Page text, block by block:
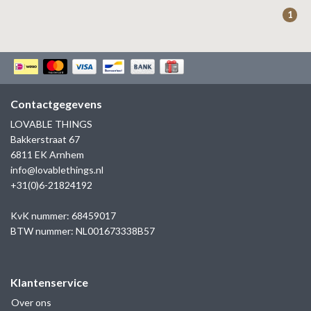
KAPTEN & SON
1
Contactgegevens
LOVABLE THINGS
Bakkerstraat 67
6811 EK Arnhem
info@lovablethings.nl
+31(0)6-21824192
KvK nummer: 68459017
BTW nummer: NL001673338B57
Klantenservice
Over ons